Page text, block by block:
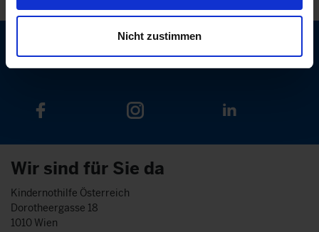
Nicht zustimmen
Wir sind für Sie da
Kindernothilfe Österreich
Dorotheergasse 18
1010 Wien